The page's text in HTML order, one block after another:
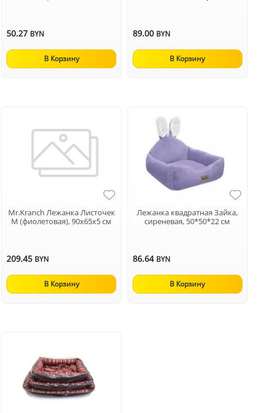
50.27 BYN
В Корзину
89.00 BYN
В Корзину
Mr.Kranch Лежанка Листочек
M (фиолетовая), 90х65х5 см
209.45 BYN
В Корзину
Лежанка квадратная Зайка,
сиреневая, 50*50*22 см
86.64 BYN
В Корзину